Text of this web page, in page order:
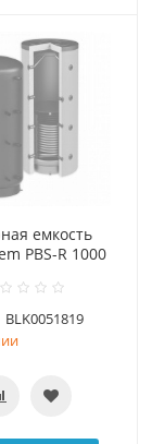
емкость
PBS-R 1000
BLK0051819